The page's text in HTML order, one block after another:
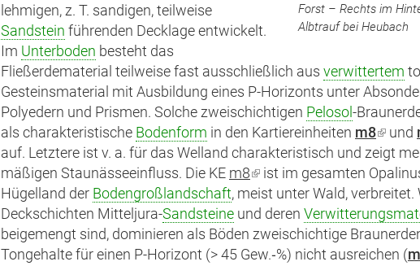
Forst – Rechts im
Albtrauf bei Heubach
lehmigen, z. T. sandigen, teilweise
Sandstein führenden Decklage entwickelt.
Im Unterboden besteht das
Fließerdematerial teilweise fast ausschließlich aus verwittertem
Gesteinsmaterial mit Ausbildung eines P-Horizonts unter
Polyedern und Prismen. Solche zweischichtigen Pelosol -
als charakteristische Bodenform in den Kartiereinheiten m8(Link
ist
und
auf. Letztere ist v. a. für das Welland charakteristisch und zeigt
mäßigen Staunässeeinfluss. Die KE m8(Link
ist
extern)
ist im gesamten
Hügelland der Bodengroßlandschaft, meist unter Wald, verbreitet.
Deckschichten Mitteljura-Sandsteine und deren
beigemengt sind, dominieren als Böden zweischichtige
Tongehalte für einen P-Horizont (> 45 Gew.‑%) nicht ausreichen (